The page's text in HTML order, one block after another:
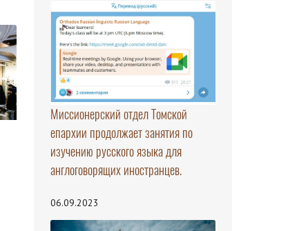
Миссионерский отдел Томской
епархии продолжает занятия по
изучению русского языка для
англоговорящих иностранцев.
06.09.2023